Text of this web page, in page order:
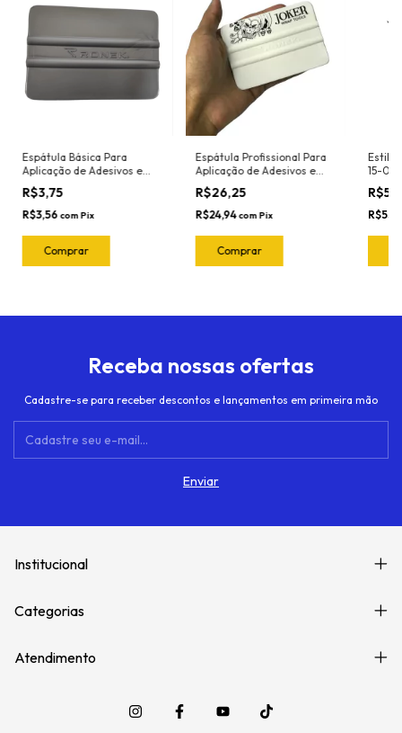
Espátula Básica Para
Aplicação de Adesivos e
Insulfilm Largura 10cm
Marca Ronek Ref. 3033P
Cor: Prata (Nylon -
Resistente ao calor)
R$3,75
R$3,56 com Pix
Espátula Profissional Para
Aplicação de Adesivos e
Insulfilm Largura 10cm
Marca Joker Ref. 3041 Cor:
Branca (Nylon - Resistente
ao calor)
R$26,25
R$24,94com Pix
15-
Receba nossas ofertas
Cadastre-se para receber descontos e lançamentos em primeira mão
Institucional
Categorias
Atendimento